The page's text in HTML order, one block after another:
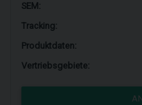
SEM:
Tracking:
Produktdaten:
Vertriebsgebiete: